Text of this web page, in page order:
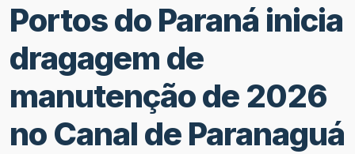
Portos do Paraná inicia
dragagem de
manutenção de 2026
no Canal de Paranaguá